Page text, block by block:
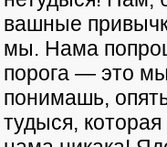
вашные
мы. Нама
порога — это
понимашь,
тудыся,